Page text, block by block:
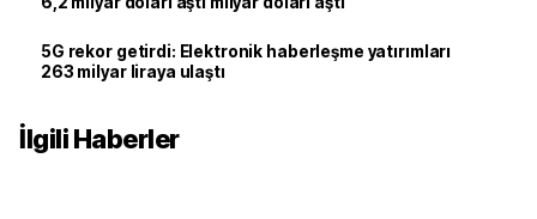
5G rekor getirdi: Elektronik haberleşme yatırımları
263 milyar liraya ulaştı
İlgili Haberler